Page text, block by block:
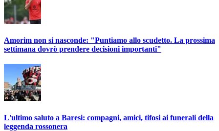
Amorim non si nasconde: "Puntiamo allo scudetto. La prossima
settimana dovrò prendere decisioni importanti"
L'ultimo saluto a Baresi: compagni, amici, tifosi ai funerali della
leggenda rossonera